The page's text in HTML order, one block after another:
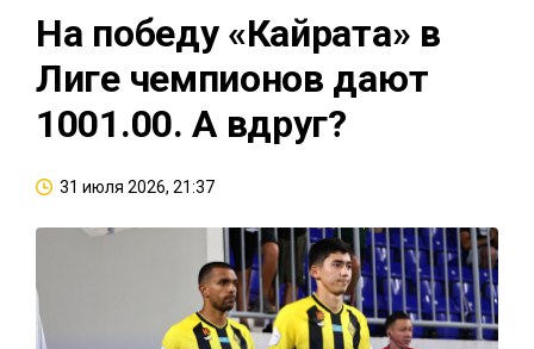
На победу «Кайрата» в
Лиге чемпионов дают
1001.00. А вдруг?
31 июля 2026, 21:37